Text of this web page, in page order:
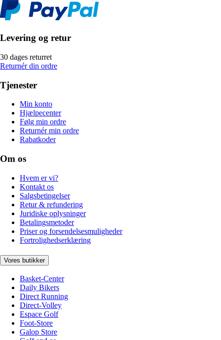
Levering og retur
30 dages returret
Returnér din ordre
Tjenester
Min konto
Hjælpecenter
Følg min ordre
Returnér min ordre
Rabatkoder
Om os
Hvem er vi?
Kontakt os
Salgsbetingelser
Retur & refundering
Juridiske oplysninger
Betalingsmetoder
Priser og forsendelsesmuligheder
Fortrolighedserklæring
Vores butikker
Basket-Center
Daily Bikers
Direct Running
Direct-Volley
Espace Golf
Foot-Store
Galop Store